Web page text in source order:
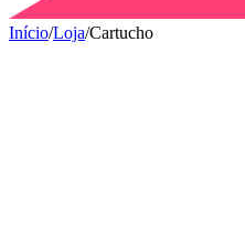
Início/Loja/Cartucho